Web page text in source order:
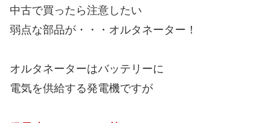
中古で買ったら注意したい
弱点な部品が・・・オルタネーター！
オルタネーターはバッテリーに
電気を供給する発電機ですが